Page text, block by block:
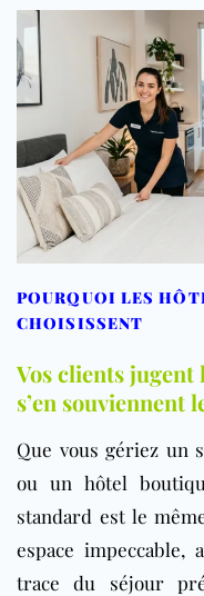
POURQUOI LES
CHOISISSENT
Vos clients
s’en souviennent
Que vous gériez un
ou un hôtel
standard est le
espace
trace du séjour